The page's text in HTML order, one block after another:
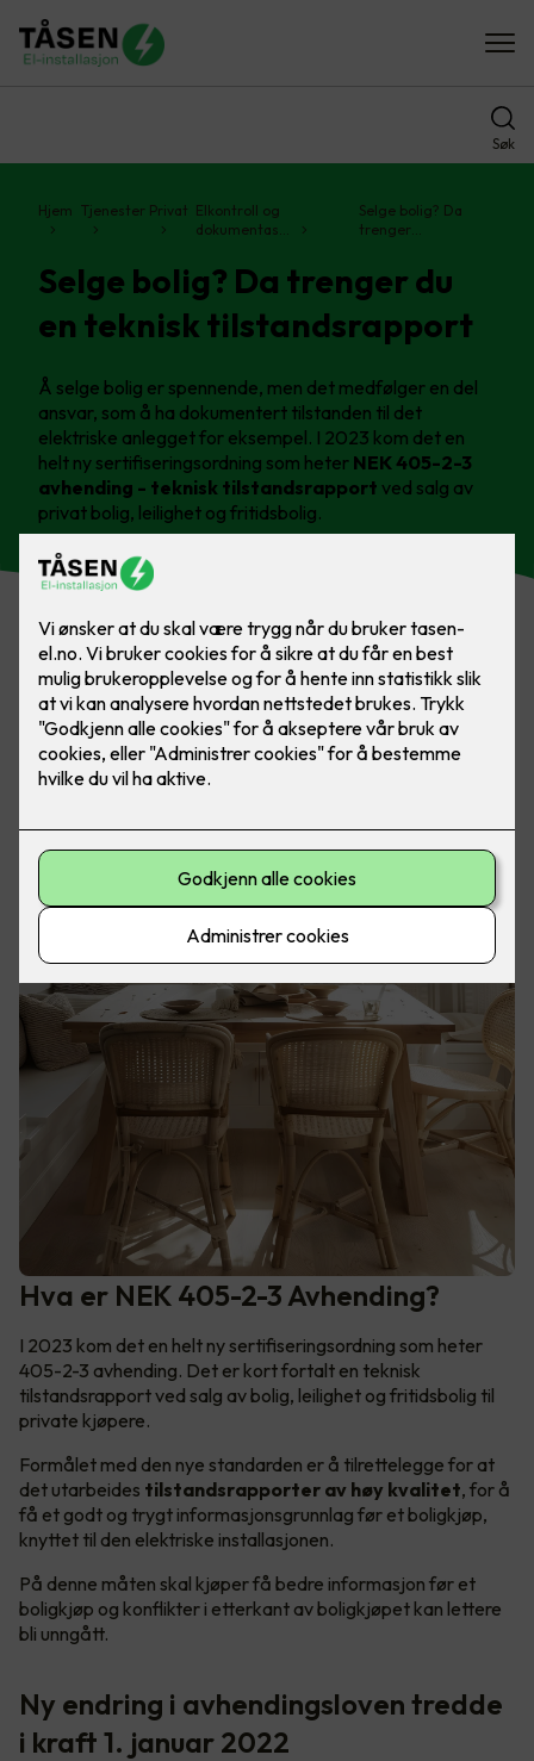
Søk
Hjem Tjenester Privat Elkontroll og
dokumentas…
Selge bolig? Da
trenger…
Selge bolig? Da trenger du
en teknisk tilstandsrapport
Å selge bolig er spennende, men det medfølger en del
ansvar, som å ha dokumentert tilstanden til det
elektriske anlegget for eksempel. I 2023 kom det en
helt ny sertifiseringsordning som heter NEK 405-2-3
avhending - teknisk tilstandsrapport ved salg av
privat bolig, leilighet og fritidsbolig.
Hva er NEK 405-2-3 Avhending?
I 2023 kom det en helt ny sertifiseringsordning som heter
405-2-3 avhending. Det er kort fortalt en teknisk
tilstandsrapport ved salg av bolig, leilighet og fritidsbolig til
private kjøpere.
Formålet med den nye standarden er å tilrettelegge for at
det utarbeides tilstandsrapporter av høy kvalitet, for å
få et godt og trygt informasjonsgrunnlag før et boligkjøp,
knyttet til den elektriske installasjonen.
På denne måten skal kjøper få bedre informasjon før et
boligkjøp og konflikter i etterkant av boligkjøpet kan lettere
bli unngått.
Ny endring i avhendingsloven tredde
i kraft 1. januar 2022